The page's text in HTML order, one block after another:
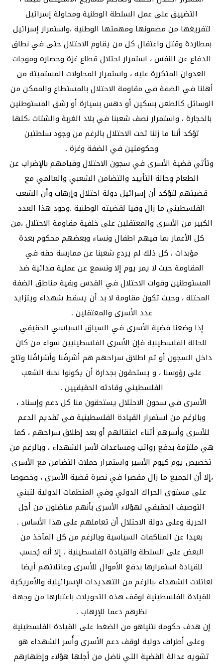
التضييق على عمل السلطة الوطنية ومحاولة إسرائيل
لتفريغها من مضمونها ومهمتها الوطنية ،واستمرار إسرائيل
بمطاردة وقتل واعتقال كل من يقاوم الاحتلال حتى في نطاق
الدفاع عن النفس ، استمرار احتلال قطاع غزة وحصاره وموجات
العدوان المتكررة عليه ، واستمرار المحاولات المستميتة من
أهلنا في الضفة في مقاومة الاحتلال بالمستطاع والممكن من
الوسائل كالطعن بسكين أو دهس بسيارة أو رشق المستوطنين
بالحجارة ، واستمرار نصف شعبنا في بلاد الغربة والشتات ،كلها
تؤكد أننا ما زلنا تحت الاحتلال بالرغم من وجود سلطتين
وحكومتين في الضفة وغزة .
وتأتي قضية الأسرى في سجون الاحتلال وقيامهم بالإضراب عن
الطعام وحالة التأييد والتضامن الشعبي والعالمي مع
قضيتهم لتؤكد أن إسرائيل دولة احتلال وإرهاب وأن الشعب
الفلسطيني ما زال وفيا لقضيته الوطنية .وجود هذا العدد
الكبير من الأسرى والمعتقلين على خلفية مقاومة الاحتلال ،من
كل الأعمار بما فيهم اطفال ونساء وبعضهم محكوم بعدة
مؤبدات ، كل ذلك لم يردع شعبنا عن ممارسة حقه في
المقاومة حيث لا يمر يوم إلا ونسمع عن عملية فدائية ضد
المستوطنين وقوات الاحتلال في القدس وبقية مناطق الضفة
المحتلة ، وحيث تكون مقاومة لا بد أن يسقط شهداء ويتزايد
عدد الأسرى والمعتقلين .
إذا وضعنا قضية الأسرى في السياق السياسي الحقيقي
للحالة الفلسطينية فإن الأسرى الفلسطينيين سواء من كان
داخل السجون أو تم اطلاق سراحهم هم أشرفُنا وأشرافُنا وتاج
على رؤوسنا ، و يستحقون بجدارة أن يكونوا نخبة الشعب
الفلسطيني وقادته الحقيقيين .
الأسرى في سجون الاحتلال يستحقون منا كل دعم وإسناد ،
وبالرغم من استمرار القيادة الفلسطينية في تقديم الدعم
للأسرى وأسرهم أثناء اعتقالهم أو بعد إطلاق سراحهم ، كما
هي ملتزمة بدفع رواتب ومساعدات لأسر الشهداء ، وبالرغم من
تخصيص يوم كيوم الأسير واستمرار حملات التضامن مع الأسرى
،إلا أن الجميع ما زال مقصرا في نصرة قضية الأسرى ، وخصوصا
على مستوى الحراك الدولي وفي المنظمات الدولية لتبني
التوصيف الحقيقي لهؤلاء الأسرى بأنهم مناضلون من أجل
الحرية وعلى دولة الاحتلال أن تعاملهم على هذا الأساس .
بعيدا عن المناكفات السياسية وبالرغم من كل المآخذ من
البعض على السلطة والقيادة الفلسطينية ، إلا أنه يُحسب
للقيادة استمرارها بدفع الأموال للأسرى وعائلاتهم أيضا
لعائلات الشهداء ،بالرغم من التهديدات الإسرائيلية والأمريكية
للقيادة الفلسطينية لوقف هذه التحويلات باعتبارها من وجهة
نظرهم دعما للإرهاب .
إن هدف حكومة نتنياهو من الضغط على القيادة الفلسطينية
وعلى أطراف دولية لوقف دعم الأسرى وأُسر الشهداء هو
تشويه عدالة القضية التي ناضل من أجلها هؤلاء وإظهارهم